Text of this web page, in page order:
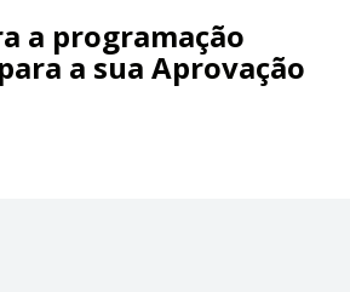
a programação
a sua Aprovação